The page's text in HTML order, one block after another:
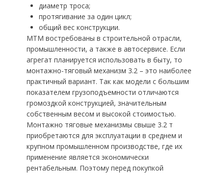
диаметр троса;
протягивание за один цикл;
общий вес конструкции.
МТМ востребованы в строительной отрасли,
промышленности, а также в автосервисе. Если
агрегат планируется использовать в быту, то
монтажно-тяговый механизм 3.2 – это наиболее
практичный вариант. Так как модели с большим
показателем грузоподъемности отличаются
громоздкой конструкцией, значительным
собственным весом и высокой стоимостью.
Монтажно тяговые механизмы свыше 3.2 т
приобретаются для эксплуатации в среднем и
крупном промышленном производстве, где их
применение является экономически
рентабельным. Поэтому перед покупкой